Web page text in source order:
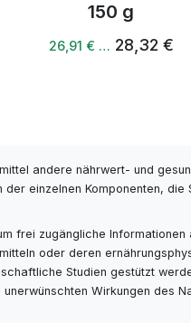
150 g
26,91 € … 28,32 €
andere nährwert- und
einzelnen Komponenten, die
frei zugängliche Informationen
oder deren
Studien gestützt
Wirkungen des